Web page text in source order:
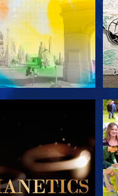
UDFORSK SERIEN